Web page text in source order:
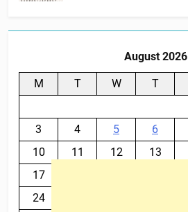
August 2026
M T W T
3
4 5 6
10
11 12 13
17
24